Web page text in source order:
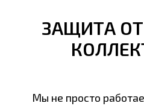
ЗАЩИТА
Мы не просто